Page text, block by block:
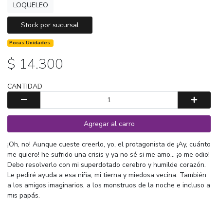
LOQUELEO
Stock por sucursal
Pocas Unidades.
$ 14.300
CANTIDAD
Agregar al carro
¡Oh, no! Aunque cueste creerlo, yo, el protagonista de ¡Ay, cuánto
me quiero! he sufrido una crisis y ya no sé si me amo… ¡o me odio!
Debo resolverlo con mi superdotado cerebro y humilde corazón.
Le pediré ayuda a esa niña, mi tierna y miedosa vecina. También
a los amigos imaginarios, a los monstruos de la noche e incluso a
mis papás.